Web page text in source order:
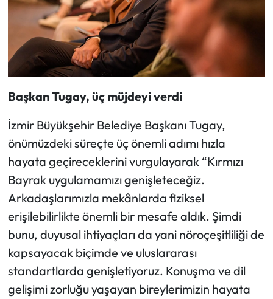
Başkan Tugay, üç müjdeyi verdi
İzmir Büyükşehir Belediye Başkanı Tugay,
önümüzdeki süreçte üç önemli adımı hızla
hayata geçireceklerini vurgulayarak “Kırmızı
Bayrak uygulamamızı genişleteceğiz.
Arkadaşlarımızla mekânlarda fiziksel
erişilebilirlikte önemli bir mesafe aldık. Şimdi
bunu, duyusal ihtiyaçları da yani nöroçeşitliliği de
kapsayacak biçimde ve uluslararası
standartlarda genişletiyoruz. Konuşma ve dil
gelişimi zorluğu yaşayan bireylerimizin hayata